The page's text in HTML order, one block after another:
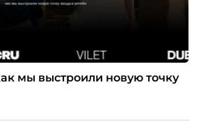
мы выстроили новую точку